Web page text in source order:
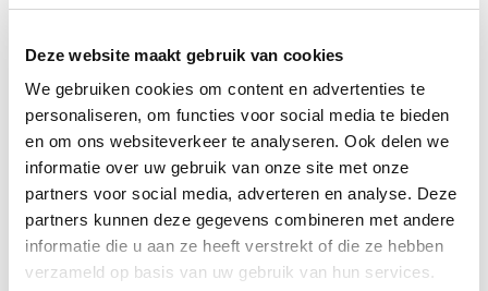
Deze website maakt gebruik van cookies
We gebruiken cookies om content en advertenties te
personaliseren, om functies voor social media te bieden
en om ons websiteverkeer te analyseren. Ook delen we
informatie over uw gebruik van onze site met onze
partners voor social media, adverteren en analyse. Deze
partners kunnen deze gegevens combineren met andere
informatie die u aan ze heeft verstrekt of die ze hebben
verzameld op basis van uw gebruik van hun services.
S-board 840 Design
kabelgebundene Mini-
Tastatur US silber
68,71
Inkl. MwSt.